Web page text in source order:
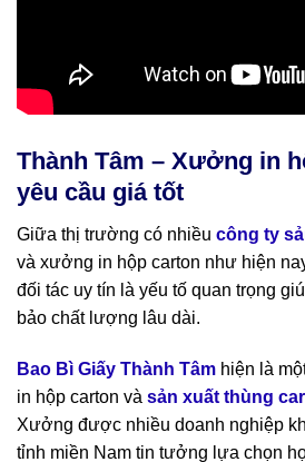
Thành Tâm – Xưởng in
yêu cầu giá tốt
Giữa thị trường có nhiều công ty
và xưởng in hộp carton như hiện
đối tác uy tín là yếu tố quan trọng
bảo chất lượng lâu dài.
Bao Bì Giấy Thành Tâm hiện là
in hộp carton và sản xuất thùng
Xưởng được nhiều doanh nghiệp
tỉnh miền Nam tin tưởng lựa chọn